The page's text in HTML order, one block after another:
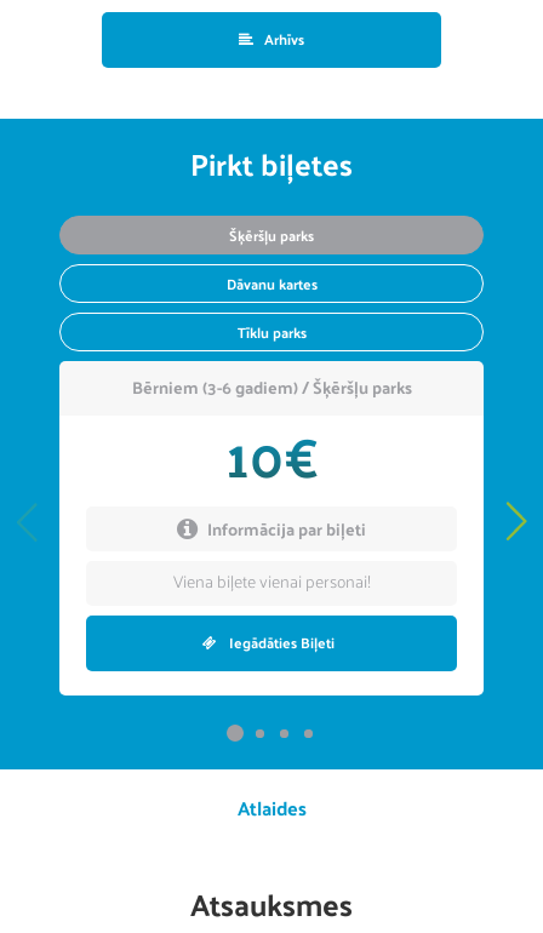
Arhīvs
Pirkt biļetes
Šķēršļu parks
Dāvanu kartes
Tīklu parks
Bērniem (3-6 gadiem) / Šķēršļu parks
10€
Informācija par biļeti
Viena biļete vienai personai!
Iegādāties Biļeti
Atlaides
Atsauksmes